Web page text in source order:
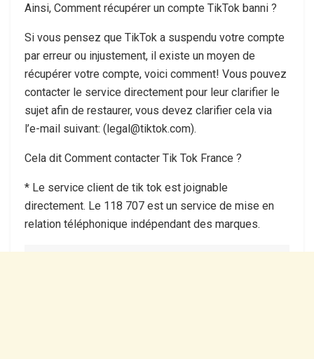
Ainsi, Comment récupérer un compte TikTok banni ?
Si vous pensez que TikTok a suspendu votre compte
par erreur ou injustement, il existe un moyen de
récupérer votre compte, voici comment! Vous pouvez
contacter le service directement pour leur clarifier le
sujet afin de restaurer, vous devez clarifier cela via
l’e-mail suivant: (legal@tiktok.com).
Cela dit Comment contacter Tik Tok France ?
* Le service client de tik tok est joignable
directement. Le 118 707 est un service de mise en
relation téléphonique indépendant des marques.